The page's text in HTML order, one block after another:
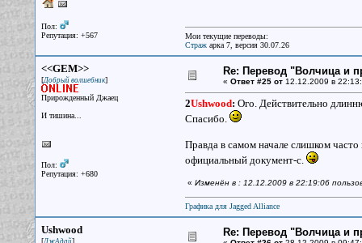
Пол:
Репутация: +567
Мои текущие переводы:
Стражарка 7, версия 30.07.26
<<GEM>>
[Добрый волшебник]
Прирожденный Джаец
И тишина...
Пол:
Репутация: +680
Re: Перевод "Волчица и
« Ответ #25 от12.12.2009 в
2Ushwood: Ого. Действительно
Спасибо.
Правда в самом начале слишком
официальный документ-с.
« Изменён в : 12.12.2009 в 22:19:06
Графика для Jagged Alliance
Ushwood
[ДжАдай]
Re: Перевод "Волчица и